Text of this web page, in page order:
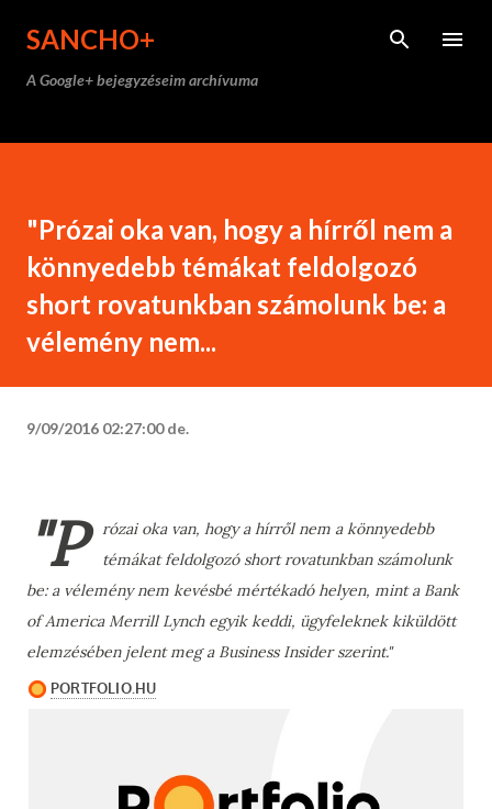
SANCHO+
A Google+ bejegyzéseim archívuma
"Prózai oka van, hogy a hírről nem a
könnyedebb témákat feldolgozó
short rovatunkban számolunk be: a
vélemény nem...
9/09/2016 02:27:00 de.
"P
rózai oka van, hogy a hírről nem a könnyedebb
témákat feldolgozó short rovatunkban számolunk
be: a vélemény nem kevésbé mértékadó helyen, mint a Bank
of America Merrill Lynch egyik keddi, ügyfeleknek kiküldött
elemzésében jelent meg a Business Insider szerint."